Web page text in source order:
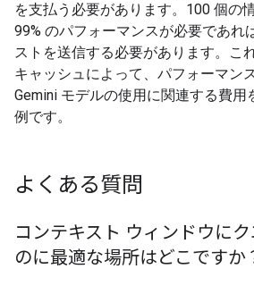
を支払う必要があります。100 個の
99% のパフォーマンスが必要であれ
ストを送信する必要があります。こ
キャッシュによって、パフォーマン
Gemini モデルの使用に関連する費用
例です。
よくある質問
コンテキスト ウィンドウに
のに最適な場所はどこですか